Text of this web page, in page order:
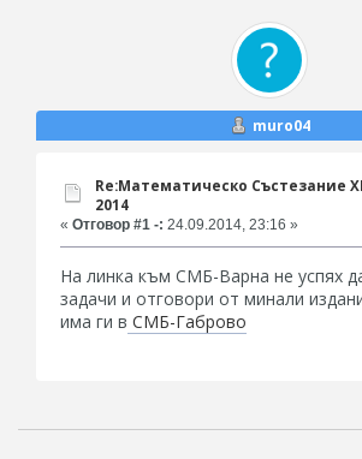
muro04
Re:Математическо Състезание
2014
« Отговор #1 -: 24.09.2014, 23:16 »
На линка към СМБ-Варна не успях
задачи и отговори от минали
има ги в СМБ-Габрово